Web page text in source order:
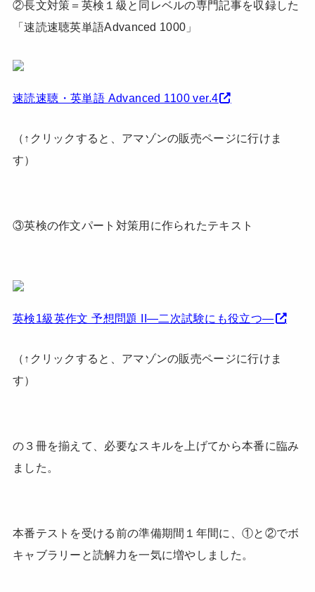
②長文対策＝英検１級と同レベルの専門記事を収録した
「速読速聴英単語Advanced 1000」
速読速聴・英単語 Advanced 1100 ver.4
（↑クリックすると、アマゾンの販売ページに行けま
す）
③英検の作文パート対策用に作られたテキスト
英検1級英作文 予想問題 II―二次試験にも役立つ―
（↑クリックすると、アマゾンの販売ページに行けま
す）
の３冊を揃えて、必要なスキルを上げてから本番に臨み
ました。
本番テストを受ける前の準備期間１年間に、①と②でボ
キャブラリーと読解力を一気に増やしました。